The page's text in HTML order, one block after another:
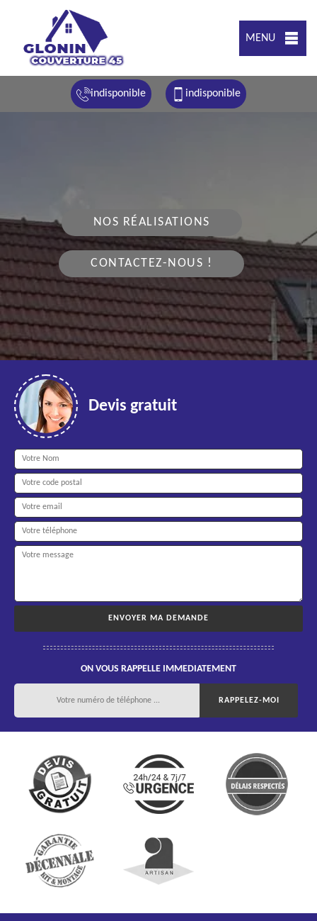
MENU
indisponible indisponible
NOS RÉALISATIONS
CONTACTEZ-NOUS !
Devis gratuit
ON VOUS RAPPELLE IMMEDIATEMENT